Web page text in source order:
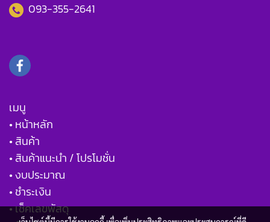
093-355-2641
เมนู
• หน้าหลัก
• สินค้า
• สินค้าแนะนำ / โปรโมชั่น
• งบประมาณ
• ชำระเงิน
• เช็คเลขพัสดุ